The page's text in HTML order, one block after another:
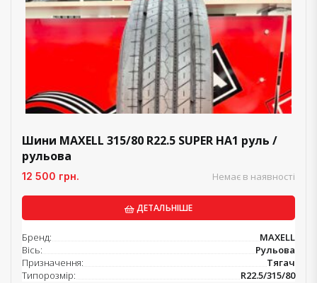
Шини MAXELL 315/80 R22.5 SUPER HA1 руль /
рульова
Немає в наявності
12 500 грн.
ДЕТАЛЬНІШЕ
Бренд:
MAXELL
Вісь:
Рульова
Призначення:
Тягач
Типорозмір:
R22.5/315/80